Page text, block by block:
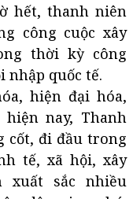
hết, thanh niên
công cuộc xây
thời kỳ công
nhập quốc tế.
hiện đại hóa,
nay, Thanh
cốt, đi đầu trong
tế, xã hội, xây
xuất sắc nhiều